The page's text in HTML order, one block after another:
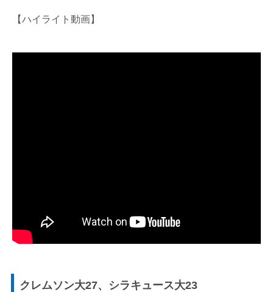
【ハイライト動画】
クレムソン大27、シラキュース大23